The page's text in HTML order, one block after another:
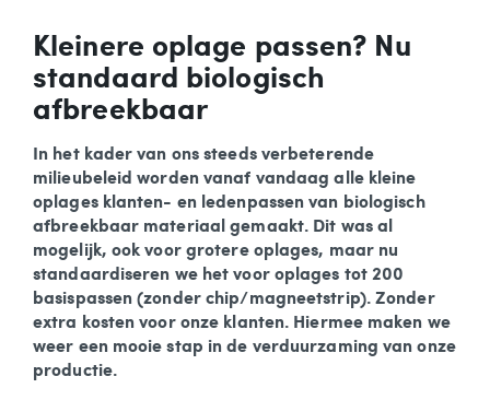
Kleinere oplage passen? Nu
standaard biologisch
afbreekbaar
In het kader van ons steeds verbeterende
milieubeleid worden vanaf vandaag alle kleine
oplages klanten- en ledenpassen van biologisch
afbreekbaar materiaal gemaakt. Dit was al
mogelijk, ook voor grotere oplages, maar nu
standaardiseren we het voor oplages tot 200
basispassen (zonder chip/magneetstrip). Zonder
extra kosten voor onze klanten. Hiermee maken we
weer een mooie stap in de verduurzaming van onze
productie.